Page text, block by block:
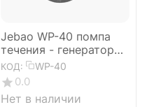
Jebao WP-40 помпа
течения - генератор
волн ДО (13000Л/Ч)
КОД: WP-40
0.0
Нет в наличии